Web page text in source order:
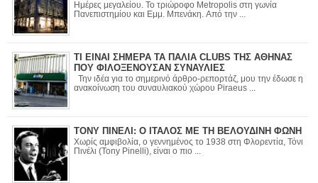
Ημέρες μεγαλείου. Το τριώροφο Metropolis στη γωνία
Πανεπιστημίου και Εμμ. Μπενάκη. Από την ...
ΤΙ ΕΙΝΑΙ ΣΗΜΕΡΑ ΤΑ ΠΑΛΙΑ CLUBS ΤΗΣ ΑΘΗΝΑΣ
ΠΟΥ ΦΙΛΟΞΕΝΟΥΣΑΝ ΣΥΝΑΥΛΙΕΣ
Την ιδέα για το σημερινό άρθρο-ρεπορτάζ, μου την έδωσε η
ανακοίνωση του συναυλιακού χώρου Piraeus ...
ΤΟΝΥ ΠΙΝΕΛΙ: Ο ΙΤΑΛΟΣ ΜΕ ΤΗ ΒΕΛΟΥΔΙΝΗ ΦΩΝΗ
Χωρίς αμφιβολία, ο γεννημένος το 1938 στη Φλορεντία, Τόνι
Πινέλι (Tony Pinelli), είναι ο πιο ...